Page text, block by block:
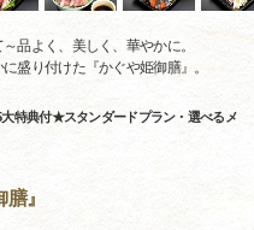
品よく、美しく、華やかに。
盛り付けた『かぐや姫御膳』。
特典付★スタンダードプラン・選べるメ
』